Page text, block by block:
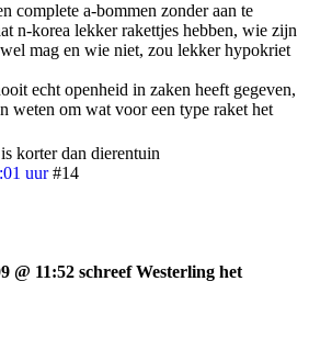
complete a-bommen zonder aan te
n-korea lekker rakettjes hebben, wie zijn
mag en wie niet, zou lekker hypokriet
echt openheid in zaken heeft gegeven,
weten om wat voor een type raket het
korter dan dierentuin
uur #14
@ 11:52 schreef Westerling het